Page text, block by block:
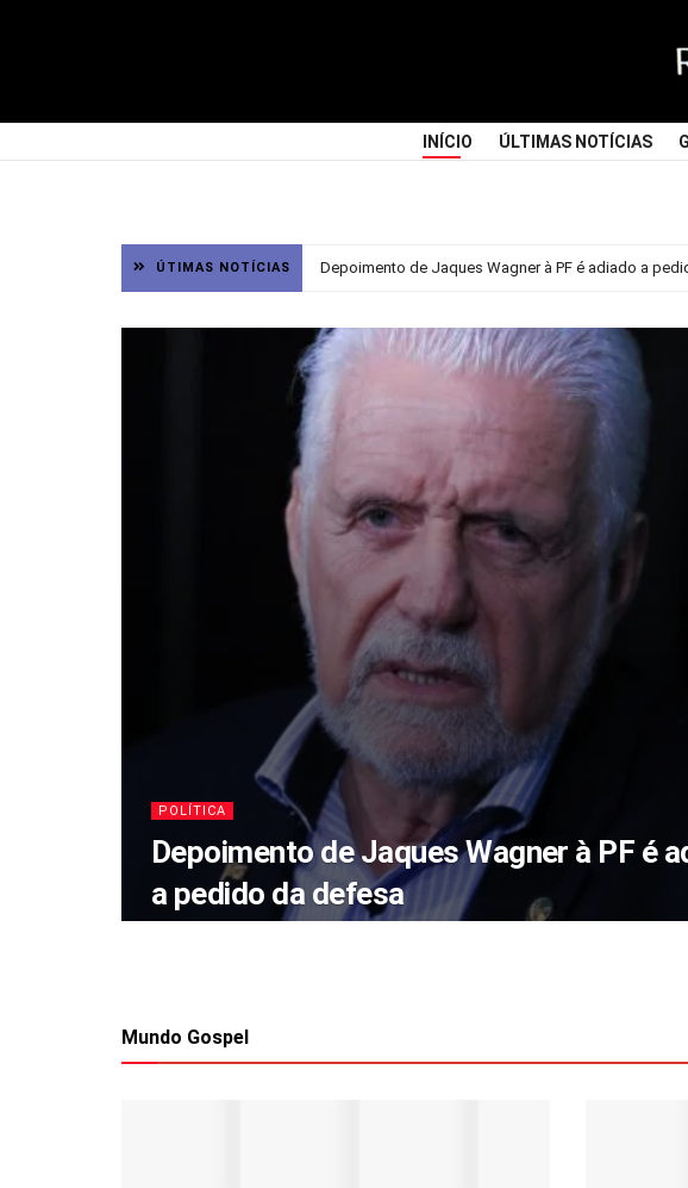
INÍCIO ÚLTIMAS NOTÍCIAS
ÚTIMAS NOTÍCIAS Depoimento de Jaques Wagner à PF é adiado a
POLÍTICA
Depoimento de Jaques Wagner à PF é
a pedido da defesa
Mundo Gospel